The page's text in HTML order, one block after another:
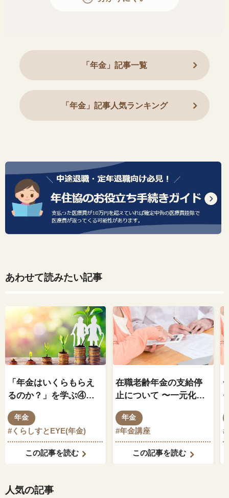
「年金」記事一覧
「年金」記事人気ランキング
あわせて読みたい記事
「年金はいくらもらえ
るのか？」を学ぶ④～
加給年金等の応用編～
年金
#くらしすとEYE(年金)
この記事を読む
在職老齢年金の支給停
止について 〜一元化前
と一元化後の在職老齢
年金の支給停止額を計
算してみよう〜
年金
#年金講座
この記事を読む
#
人気の記事